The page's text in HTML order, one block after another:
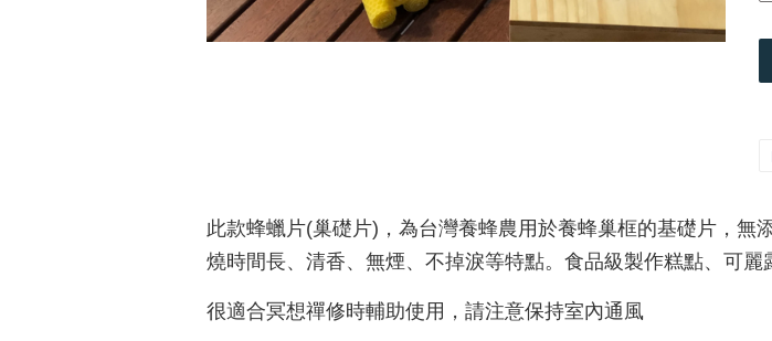
此款蜂蠟片(巢礎片)，為台灣養蜂農用於養蜂巢框的基礎片，
燒時間長、清香、無煙、不掉淚等特點。食品級製作糕點、可麗
很適合冥想禪修時輔助使用，請注意保持室內通風